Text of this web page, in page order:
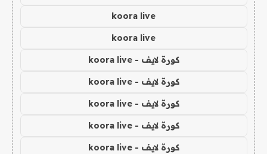
koora live
koora live
كورة لايف - koora live
كورة لايف - koora live
كورة لايف - koora live
كورة لايف - koora live
كورة لايف - koora live